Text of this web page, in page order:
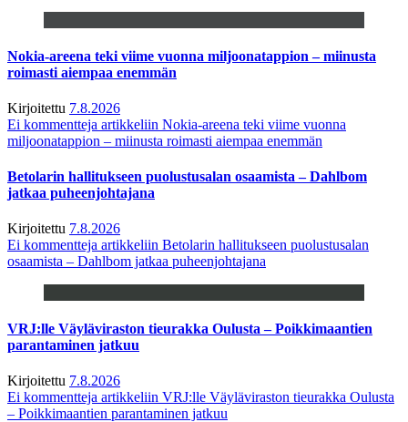
Nokia-areena teki viime vuonna miljoonatappion – miinusta
roimasti aiempaa enemmän
Kirjoitettu 7.8.2026
Ei kommentteja artikkeliin Nokia-areena teki viime vuonna
miljoonatappion – miinusta roimasti aiempaa enemmän
Betolarin hallitukseen puolustusalan osaamista – Dahlbom
jatkaa puheenjohtajana
Kirjoitettu 7.8.2026
Ei kommentteja artikkeliin Betolarin hallitukseen puolustusalan
osaamista – Dahlbom jatkaa puheenjohtajana
VRJ:lle Väyläviraston tieurakka Oulusta – Poikkimaantien
parantaminen jatkuu
Kirjoitettu 7.8.2026
Ei kommentteja artikkeliin VRJ:lle Väyläviraston tieurakka Oulusta
– Poikkimaantien parantaminen jatkuu